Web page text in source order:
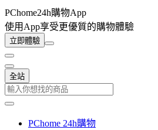
PChome24h購物App
使用App享受更優質的購物體驗
立即體驗
全站
PChome 24h購物